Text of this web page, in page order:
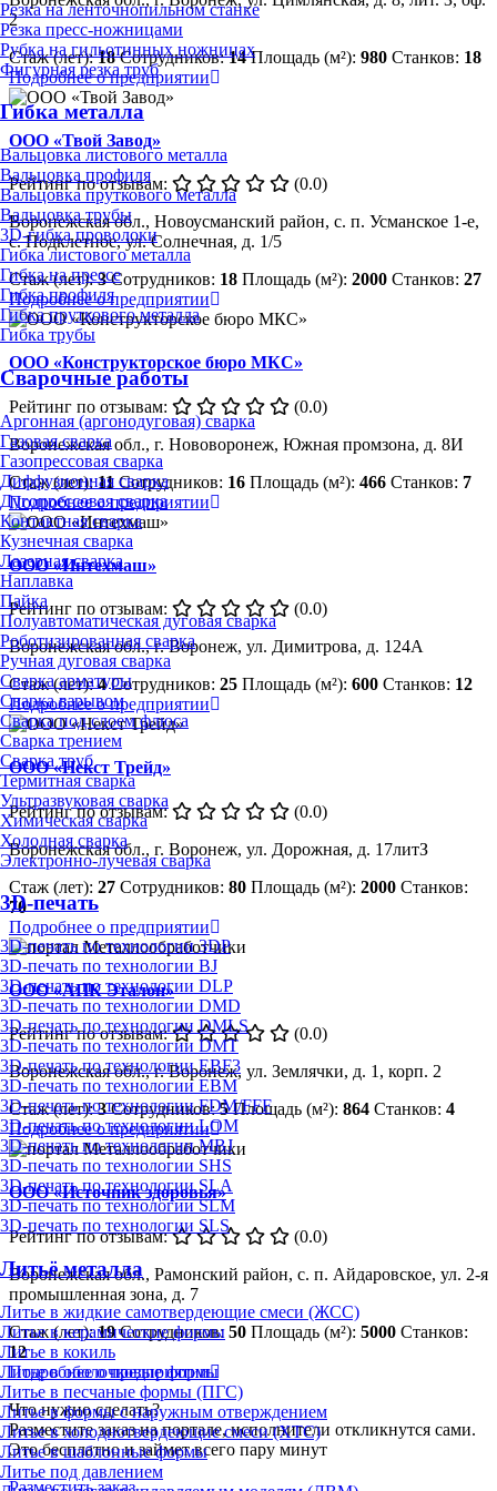
Резка на ленточнопильном станке
Резка пресс-ножницами
Рубка на гильотинных ножницах
Фигурная резка труб
Гибка металла
Вальцовка листового металла
Вальцовка профиля
Вальцовка пруткового металла
Вальцовка трубы
3D-гибка проволоки
Гибка листового металла
Гибка на прессе
Гибка профиля
Гибка пруткового металла
Гибка трубы
Сварочные работы
Аргонная (аргонодуговая) сварка
Газовая сварка
Газопрессовая сварка
Диффузионная сварка
Дугопрессовая сварка
Контактная сварка
Кузнечная сварка
Лазерная сварка
Наплавка
Пайка
Полуавтоматическая дуговая сварка
Роботизированная сварка
Ручная дуговая сварка
Сварка арматуры
Сварка взрывом
Сварка под слоем флюса
Сварка трением
Сварка труб
Термитная сварка
Ультразвуковая сварка
Химическая сварка
Холодная сварка
Электронно-лучевая сварка
3D-печать
3D-печать по технологии 3DP
3D-печать по технологии BJ
3D-печать по технологии DLP
3D-печать по технологии DMD
3D-печать по технологии DMLS
3D-печать по технологии DMT
3D-печать по технологии EBF3
3D-печать по технологии EBM
3D-печать по технологии FDM/FFF
3D-печать по технологии LOM
3D-печать по технологии MBJ
3D-печать по технологии SHS
3D-печать по технологии SLA
3D-печать по технологии SLM
3D-печать по технологии SLS
Литьё металла
Литье в жидкие самотвердеющие смеси (ЖСС)
Литье в керамические формы
Литье в кокиль
Литье в оболочковые формы
Литье в песчаные формы (ПГС)
Литье в формы с наружным отверждением
Литье в холоднотвердеющие смеси (ХТС)
Литье в шаблонные формы
Литье под давлением
2
Стаж (лет):18 Сотрудников:14 Площадь (м²): 980 Станков: 18
Подробнее о предприятии
ООО «Твой Завод»
Рейтинг по отзывам:
(0.0)
Воронежская обл., Новоусманский район, с. п. Усманское 1-е,
с. Подклетное, ул. Солнечная, д. 1/5
Стаж (лет):3 Сотрудников: 18 Площадь (м²): 2000 Станков: 27
Подробнее о предприятии
ООО «Конструкторское бюро МКС»
Рейтинг по отзывам:
(0.0)
Воронежская обл., г. Нововоронеж, Южная промзона, д. 8И
Стаж (лет):11 Сотрудников: 16 Площадь (м²): 466 Станков: 7
Подробнее о предприятии
ООО «Интехмаш»
Рейтинг по отзывам:
(0.0)
Воронежская обл., г. Воронеж, ул. Димитрова, д. 124А
Стаж (лет):4 Сотрудников: 25 Площадь (м²): 600 Станков: 12
Подробнее о предприятии
ООО «Некст Трейд»
Рейтинг по отзывам:
(0.0)
Воронежская обл., г. Воронеж, ул. Дорожная, д. 17литЗ
Стаж (лет): 27 Сотрудников: 80 Площадь (м²): 2000 Станков:
70
Подробнее о предприятии
ООО «АПК Эталон»
Рейтинг по отзывам:
(0.0)
Воронежская обл., г. Воронеж, ул. Землячки, д. 1, корп. 2
Стаж (лет):3 Сотрудников:5 Площадь (м²): 864 Станков: 4
Подробнее о предприятии
ООО «Источник здоровья»
Рейтинг по отзывам:
(0.0)
Воронежская обл., Рамонский район, с. п. Айдаровское, ул. 2-я
промышленная зона, д. 7
Стаж (лет):19 Сотрудников:50 Площадь (м²): 5000 Станков:
12
Подробнее о предприятии
Что нужно сделать?
Разместите заказ на портале, исполнители откликнутся сами.
Это бесплатно и займет всего пару минут
Разместить заказ